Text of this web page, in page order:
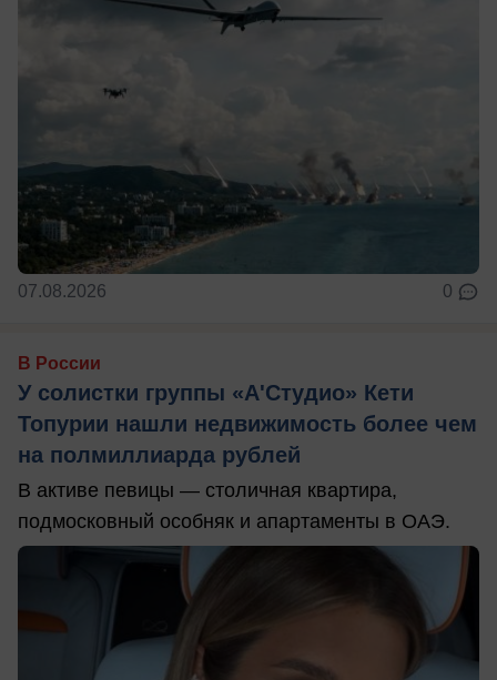
07.08.2026 0
В России
У солистки группы «А'Студио» Кети
Топурии нашли недвижимость более чем
на полмиллиарда рублей
В активе певицы — столичная квартира,
подмосковный особняк и апартаменты в ОАЭ.